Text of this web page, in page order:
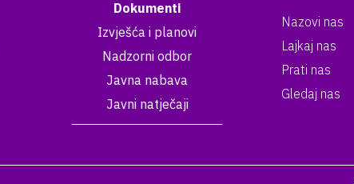
Dokumenti
Izvješća i planovi
Nadzorni odbor
Javna nabava
Javni natječaji
Nazovi nas
Lajkaj nas
Prati nas
Gledaj nas